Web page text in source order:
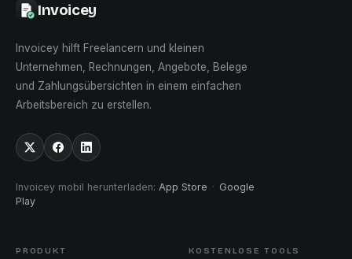
Invoicey
Invoicey hilft Freelancern und kleinen
Unternehmen, Rechnungen, Angebote, Belege
und Zahlungsübersichten in einem einfachen
Arbeitsbereich zu erstellen.
Invoicey mobil herunterladen: App Store · Google
Play
PRODUKT KOSTENLOSE TOOLS